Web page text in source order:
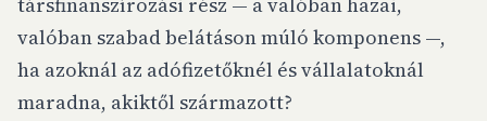
valóban szabad belátáson múló komponens —,
ha azoknál az adófizetőknél és vállalatoknál
maradna, akiktől származott?